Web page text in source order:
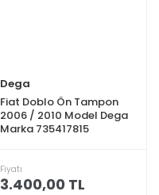
Dega
Fiat Doblo Ön Tampon
2006 / 2010 Model Dega
Marka 735417815
Fiyatı
3.400,00 TL